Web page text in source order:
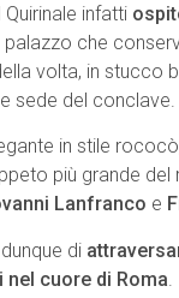
infatti
palazzo che
volta, in stucco
sede del conclave.
in stile
più grande
Lanfranco e
di
nel cuore di Roma